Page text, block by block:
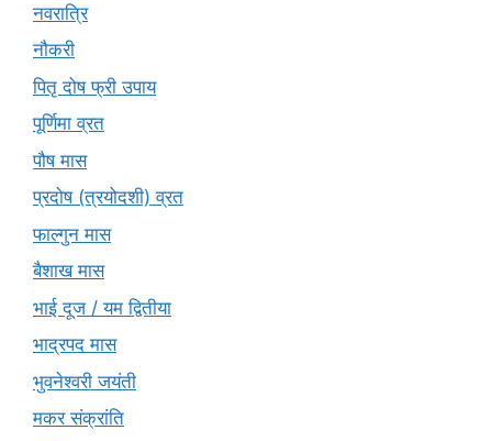
नवरात्रि
नौकरी
पितृ दोष फ्री उपाय
पूर्णिमा व्रत
पौष मास
प्रदोष (त्रयोदशी) व्रत
फाल्गुन मास
बैशाख मास
भाई दूज / यम द्वितीया
भाद्रपद मास
भुवनेश्वरी जयंती
मकर संक्रांति